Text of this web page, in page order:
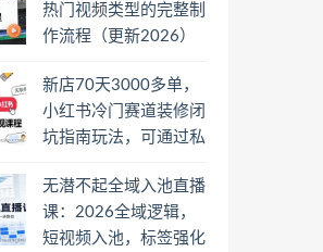
热门视频类型的完整制
作流程（更新2026）
新店70天3000多单，
小红书冷门赛道装修闭
坑指南玩法，可通过私
无潜不起全域入池直播
课：2026全域逻辑，
短视频入池，标签强化